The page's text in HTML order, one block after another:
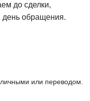
до сделки,
обращения.
или переводом.